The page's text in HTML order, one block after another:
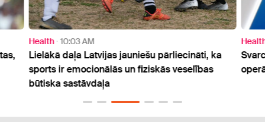
Health 10:03 AM
Lielākā daļa Latvijas jauniešu pārliecināti, ka
sports ir emocionālās un fiziskās veselības
būtiska sastāvdaļa